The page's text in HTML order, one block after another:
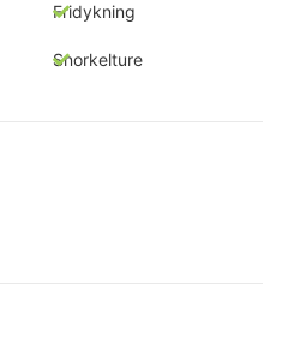
Fridykning
Snorkelture